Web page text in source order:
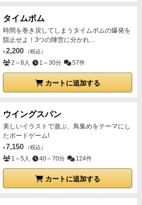
タイムボム
時間を巻き戻してしまうタイムボムの爆発を
阻止せよ！3つの陣営に分かれ...
¥ 2,200 （税込）
2～8人 1～30分 57件
カートに追加する
ウイングスパン
美しいイラストで遊ぶ、鳥集めをテーマにし
たボードゲーム!
¥ 7,150 （税込）
1～5人 40～70分 124件
カートに追加する